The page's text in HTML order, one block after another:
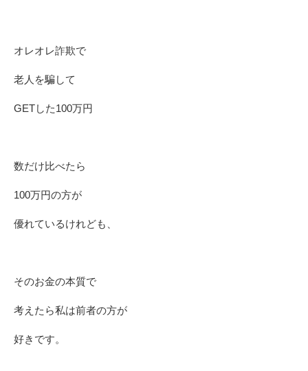
オレオレ詐欺で
老人を騙して
GETした100万円
数だけ比べたら
100万円の方が
優れているけれども、
そのお金の本質で
考えたら私は前者の方が
好きです。